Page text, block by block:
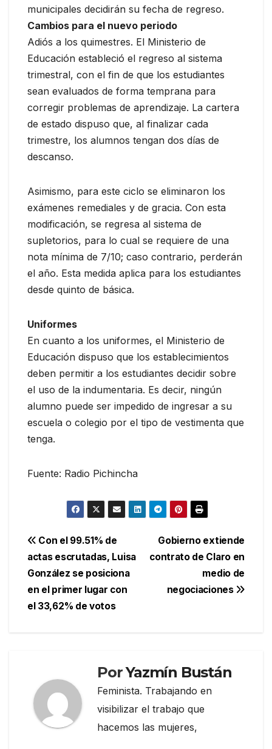
municipales decidirán su fecha de regreso.
Cambios para el nuevo periodo
Adiós a los quimestres. El Ministerio de
Educación estableció el regreso al sistema
trimestral, con el fin de que los estudiantes
sean evaluados de forma temprana para
corregir problemas de aprendizaje. La cartera
de estado dispuso que, al finalizar cada
trimestre, los alumnos tengan dos días de
descanso.
Asimismo, para este ciclo se eliminaron los
exámenes remediales y de gracia. Con esta
modificación, se regresa al sistema de
supletorios, para lo cual se requiere de una
nota mínima de 7/10; caso contrario, perderán
el año. Esta medida aplica para los estudiantes
desde quinto de básica.
Uniformes
En cuanto a los uniformes, el Ministerio de
Educación dispuso que los establecimientos
deben permitir a los estudiantes decidir sobre
el uso de la indumentaria. Es decir, ningún
alumno puede ser impedido de ingresar a su
escuela o colegio por el tipo de vestimenta que
tenga.
Fuente: Radio Pichincha
Navegación
de
entradas
Gobierno extiende
contrato de Claro en
medio de
negociaciones
Con el 99.51% de
actas escrutadas, Luisa
González se posiciona
en el primer lugar con
el 33,62% de votos
PorYazmín Bustán
Feminista. Trabajando en
visibilizar el trabajo que
hacemos las mujeres,